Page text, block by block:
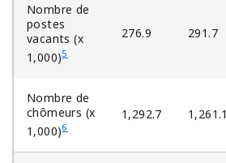
Nombre de
postes
vacants (x
1,000)5
276.9 291.7
Nombre de
chômeurs (x
1,000)6
1,292.7 1,261.1